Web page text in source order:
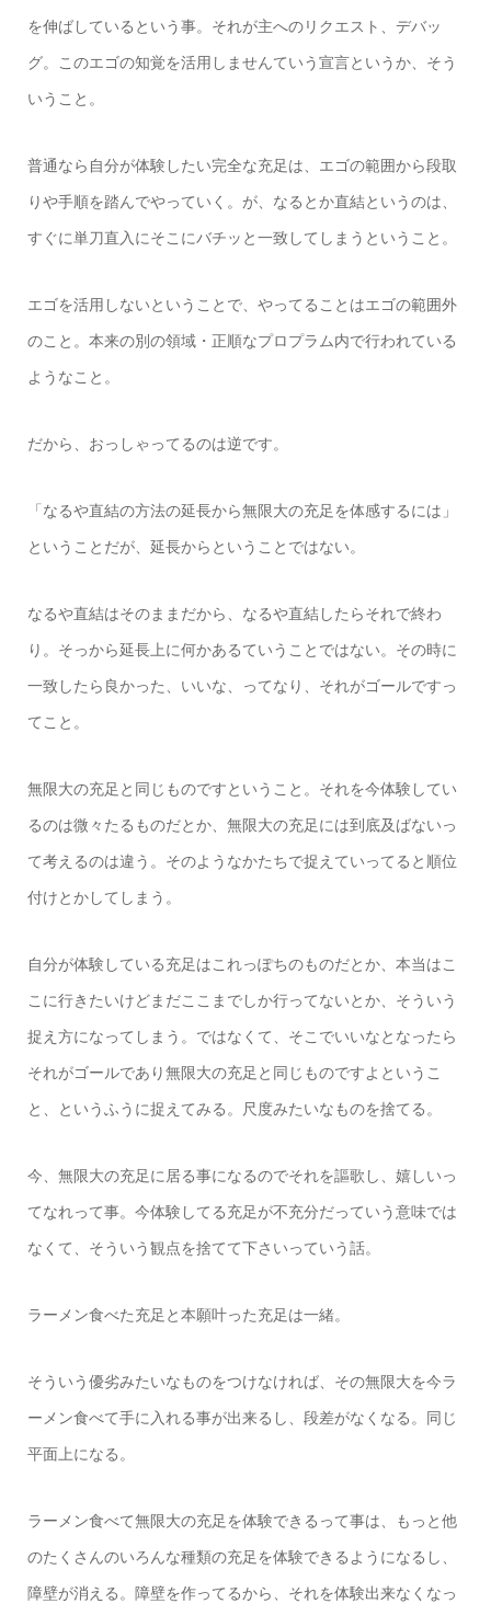
を伸ばしているという事。それが主へのリクエスト、デバッ
グ。このエゴの知覚を活用しませんていう宣言というか、そう
いうこと。
普通なら自分が体験したい完全な充足は、エゴの範囲から段取
りや手順を踏んでやっていく。が、なるとか直結というのは、
すぐに単刀直入にそこにバチッと一致してしまうということ。
エゴを活用しないということで、やってることはエゴの範囲外
のこと。本来の別の領域・正順なプロプラム内で行われている
ようなこと。
だから、おっしゃってるのは逆です。
「なるや直結の方法の延長から無限大の充足を体感するには」
ということだが、延長からということではない。
なるや直結はそのままだから、なるや直結したらそれで終わ
り。そっから延長上に何かあるていうことではない。その時に
一致したら良かった、いいな、ってなり、それがゴールですっ
てこと。
無限大の充足と同じものですということ。それを今体験してい
るのは微々たるものだとか、無限大の充足には到底及ばないっ
て考えるのは違う。そのようなかたちで捉えていってると順位
付けとかしてしまう。
自分が体験している充足はこれっぽちのものだとか、本当はこ
こに行きたいけどまだここまでしか行ってないとか、そういう
捉え方になってしまう。ではなくて、そこでいいなとなったら
それがゴールであり無限大の充足と同じものですよというこ
と、というふうに捉えてみる。尺度みたいなものを捨てる。
今、無限大の充足に居る事になるのでそれを謳歌し、嬉しいっ
てなれって事。今体験してる充足が不充分だっていう意味では
なくて、そういう観点を捨てて下さいっていう話。
ラーメン食べた充足と本願叶った充足は一緒。
そういう優劣みたいなものをつけなければ、その無限大を今ラ
ーメン食べて手に入れる事が出来るし、段差がなくなる。同じ
平面上になる。
ラーメン食べて無限大の充足を体験できるって事は、もっと他
のたくさんのいろんな種類の充足を体験できるようになるし、
障壁が消える。障壁を作ってるから、それを体験出来なくなっ